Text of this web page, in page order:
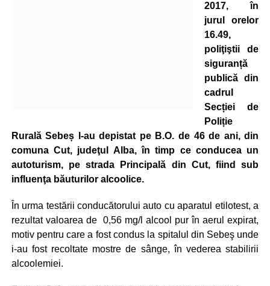
2017, în
jurul orelor
16.49,
poliţiştii de
siguranță
publică din
cadrul
Secției de
Poliție
Rurală Sebeș l-au depistat pe B.O. de 46 de ani, din
comuna Cut, judeţul Alba, în timp ce conducea un
autoturism, pe strada Principală din Cut, fiind sub
influenţa băuturilor alcoolice.
În urma testării conducătorului auto cu aparatul etilotest, a
rezultat valoarea de 0,56 mg/l alcool pur în aerul expirat,
motiv pentru care a fost condus la spitalul din Sebeş unde
i-au fost recoltate mostre de sânge, în vederea stabilirii
alcoolemiei.